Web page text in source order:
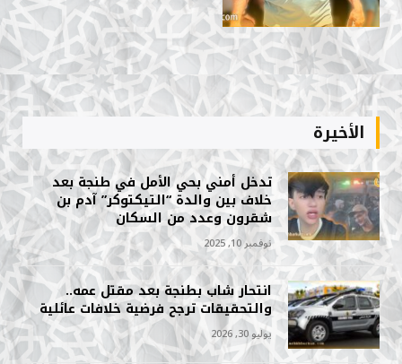
الأخيرة
تدخل أمني بحي الأمل في طنجة بعد
خلاف بين والدة “التيكتوكر” آدم بن
شقرون وعدد من السكان
نوفمبر 10, 2025
انتحار شاب بطنجة بعد مقتل عمه..
والتحقيقات ترجح فرضية خلافات عائلية
يوليو 30, 2026